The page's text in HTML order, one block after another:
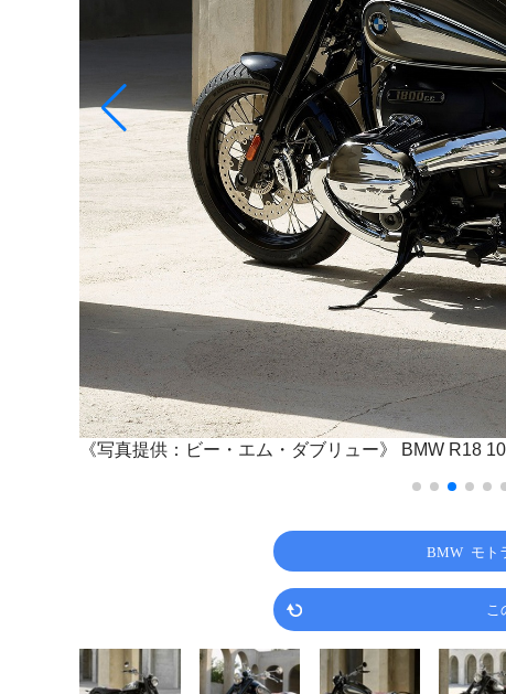
《写真提供：ビー・エム・ダブリュー》 BMW R18
BMW モト
こ